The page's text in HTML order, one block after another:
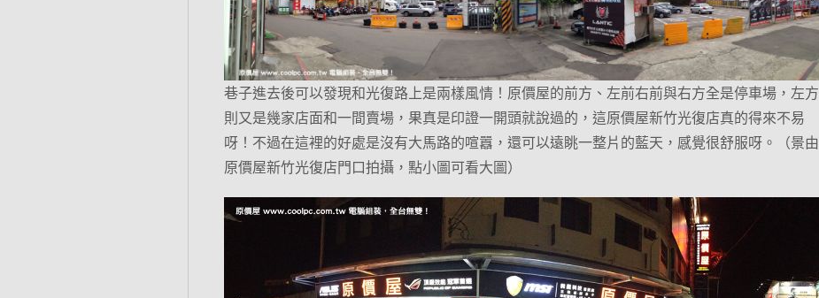
巷子進去後可以發現和光復路上是兩樣風情！原價屋的前方、左前右前與右方全是停車場，左方
則又是幾家店面和一間賣場，果真是印證一開頭就說過的，這原價屋新竹光復店真的得來不易
呀！不過在這裡的好處是沒有大馬路的喧囂，還可以遠眺一整片的藍天，感覺很舒服呀。（景由
原價屋新竹光復店門口拍攝，點小圖可看大圖）